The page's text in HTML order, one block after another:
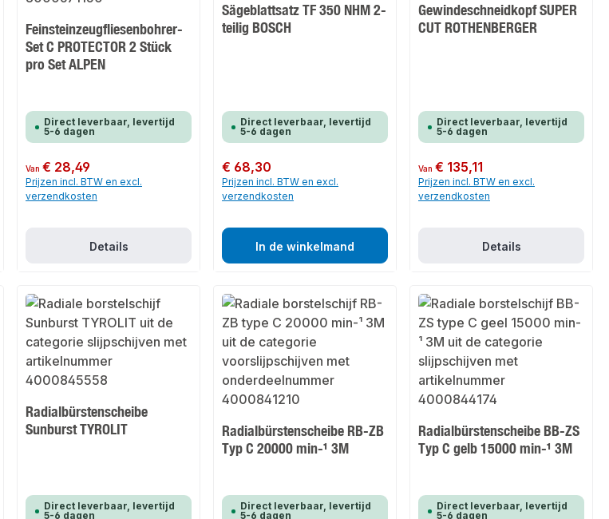
Feinsteinzeugfliesenbohrer-
Set C PROTECTOR 2 Stück
pro Set ALPEN
Direct leverbaar, levertijd
5-6 dagen
Normale prijs:
Van€ 28,49
Prijzen incl. BTW en excl.
verzendkosten
Details
Sägeblattsatz TF 350 NHM 2-
teilig BOSCH
Direct leverbaar, levertijd
5-6 dagen
Normale prijs:
€ 68,30
Prijzen incl. BTW en excl.
verzendkosten
In de winkelmand
Gewindeschneidkopf SUPER
CUT ROTHENBERGER
Direct leverbaar, levertijd
5-6 dagen
Normale prijs:
Van€ 135,11
Prijzen incl. BTW en excl.
verzendkosten
Details
Radialbürstenscheibe
Sunburst TYROLIT
Direct leverbaar, levertijd
5-6 dagen
Radialbürstenscheibe RB-ZB
Typ C 20000 min-¹ 3M
Direct leverbaar, levertijd
5-6 dagen
Radialbürstenscheibe BB-ZS
Typ C gelb 15000 min-¹ 3M
Direct leverbaar, levertijd
5-6 dagen